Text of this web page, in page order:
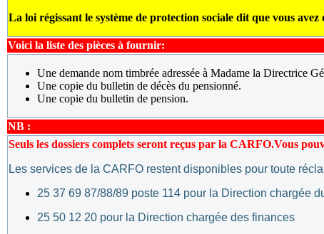
La loi régissant le système de protection sociale dit que vous
Voici la liste des pièces à fournir:
Une demande nom timbrée adressée à Madame la Directrice
Une copie du bulletin de décès du pensionné.
Une copie du bulletin de pension.
NB :
Seuls les dossiers complets seront reçus par la CARFO.Vous
Les services de la CARFO restent disponibles pour toute
25 37 69 87/88/89 poste 114 pour la Direction chargée
25 50 12 20 pour la Direction chargée des finances